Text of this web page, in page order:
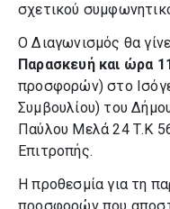
σχετικού
Ο Διαγωνισμός θα
Παρασκευή και ώρα
προσφορών) στο
Συμβουλίου) του
Παύλου Μελά 24 Τ.Κ
Επιτροπής.
Η προθεσμία για τη